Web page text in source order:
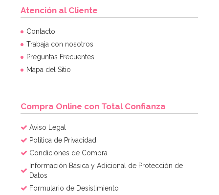
Set de 10 Accesorios para Photocall Año Nuevo
AÑADIR
Atención al Cliente
Contacto
Trabaja con nosotros
Preguntas Frecuentes
Mapa del Sitio
Compra Online con Total Confianza
Aviso Legal
Política de Privacidad
Condiciones de Compra
Información Básica y Adicional de Protección de
Datos
Formulario de Desistimiento